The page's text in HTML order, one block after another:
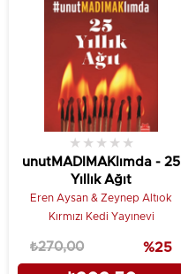
unutMADIMAKlımda - 25
Yıllık Ağıt
★ ★ ★ ★ ★
Eren Aysan & Zeynep Altıok
Kırmızı Kedi Yayınevi
₺270,00 %25